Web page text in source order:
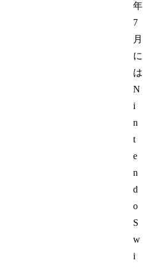
年
7
月
に
は
N
i
n
t
e
n
d
o
S
w
i